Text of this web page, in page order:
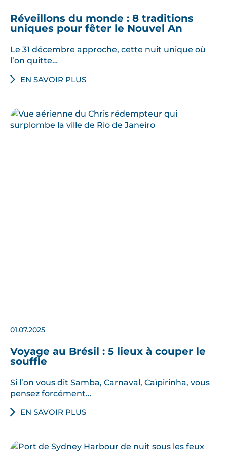
Réveillons du monde : 8 traditions
uniques pour fêter le Nouvel An
Le 31 décembre approche, cette nuit unique où
l’on quitte…
EN SAVOIR PLUS
01.07.2025
Voyage au Brésil : 5 lieux à couper le
souffle
Si l’on vous dit Samba, Carnaval, Caïpirinha, vous
pensez forcément…
EN SAVOIR PLUS